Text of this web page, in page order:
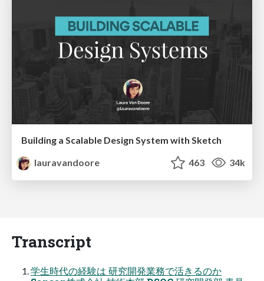
Building a Scalable Design System with Sketch
lauravandoore
463 34k
Transcript
学⽣時代の経験は 研究開発業務で活きるのか